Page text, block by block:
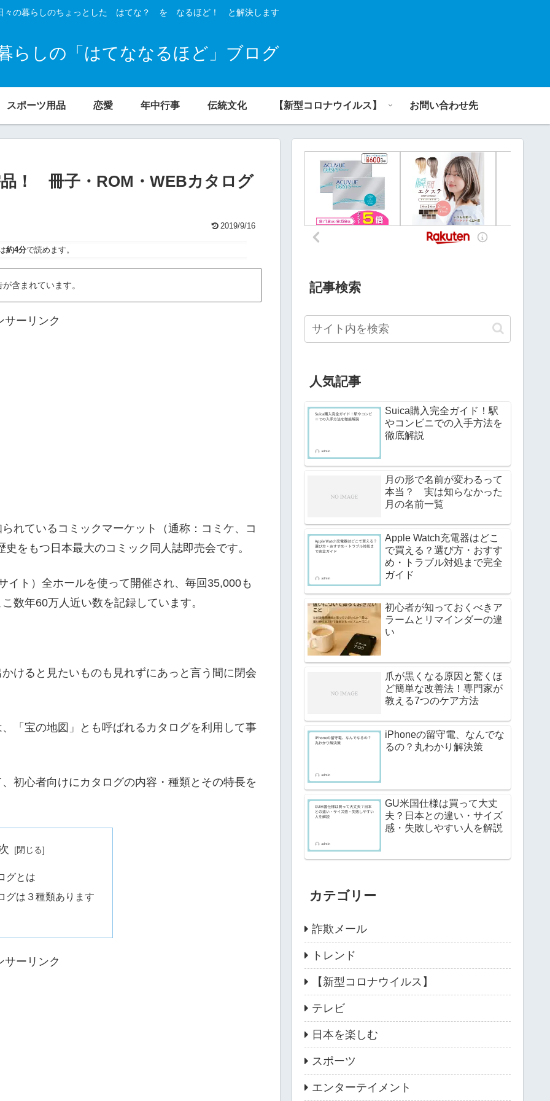
々の暮らしのちょっとした はてな？ を なるほど！ と解決します
らしの「はてななるほど」ブログ
スポーツ用品 恋愛 年中行事 伝統文化 【新型コロナウイルス】 お問い合わせ先
！ 冊子・ROM・WEBカタログ
2019/9/16
約4分で読めます。
含まれています。
サーリンク
れているコミックマーケット（通称：コミケ、コ
をもつ日本最大のコミック同人誌即売会です。
ト）全ホールを使って開催され、毎回35,000も
数年60万人近い数を記録しています。
けると見たいものも見れずにあっと言う間に閉会
「宝の地図」とも呼ばれるカタログを利用して事
初心者向けにカタログの内容・種類とその特長を
グとは
グは３種類あります
サーリンク
記事検索
人気記事
Suica購入完全ガイド！駅
やコンビニでの入手方法を
徹底解説
月の形で名前が変わるって
本当？ 実は知らなかった
月の名前一覧
Apple Watch充電器はどこ
で買える？選び方・おすす
め・トラブル対処まで完全
ガイド
初心者が知っておくべきア
ラームとリマインダーの違
い
爪が黒くなる原因と驚くほ
ど簡単な改善法！専門家が
教える7つのケア方法
iPhoneの留守電、なんでな
るの？丸わかり解決策
GU米国仕様は買って大丈
夫？日本との違い・サイズ
感・失敗しやすい人を解説
カテゴリー
詐欺メール
トレンド
【新型コロナウイルス】
テレビ
日本を楽しむ
スポーツ
エンターテイメント